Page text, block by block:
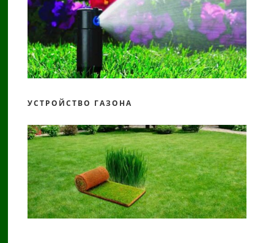
УСТРОЙСТВО ГАЗОНА